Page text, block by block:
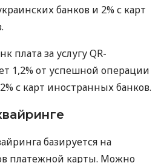
банков и 2% с карт
плата за услугу QR-
1,2% от успешной операции
с карт иностранных банков.
базируется на
платежной карты. Можно